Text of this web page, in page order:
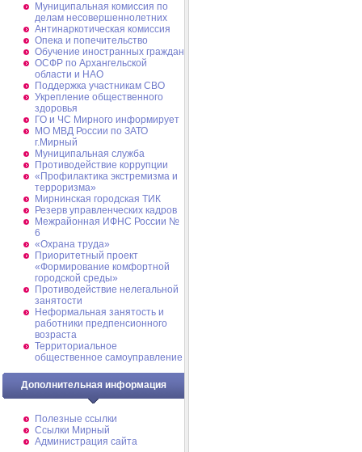
Муниципальная комиссия по
делам несовершеннолетних
Антинаркотическая комиссия
Опека и попечительство
Обучение иностранных граждан
ОСФР по Архангельской
области и НАО
Поддержка участникам СВО
Укрепление общественного
здоровья
ГО и ЧС Мирного информирует
МО МВД России по ЗАТО
г.Мирный
Муниципальная cлужба
Противодействие коррупции
«Профилактика экстремизма и
терроризма»
Мирнинская городская ТИК
Резерв управленческих кадров
Межрайонная ИФНС России №
6
«Охрана труда»
Приоритетный проект
«Формирование комфортной
городской среды»
Противодействие нелегальной
занятости
Неформальная занятость и
работники предпенсионного
возраста
Территориальное
общественное самоуправление
Дополнительная информация
Полезные ссылки
Ссылки Мирный
Администрация сайта